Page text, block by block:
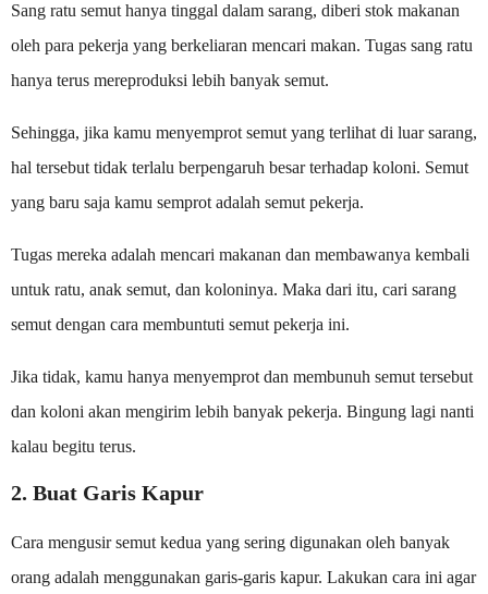
Sang ratu semut hanya tinggal dalam sarang, diberi stok makanan
oleh para pekerja yang berkeliaran mencari makan. Tugas sang ratu
hanya terus mereproduksi lebih banyak semut.
Sehingga, jika kamu menyemprot semut yang terlihat di luar sarang,
hal tersebut tidak terlalu berpengaruh besar terhadap koloni. Semut
yang baru saja kamu semprot adalah semut pekerja.
Tugas mereka adalah mencari makanan dan membawanya kembali
untuk ratu, anak semut, dan koloninya. Maka dari itu, cari sarang
semut dengan cara membuntuti semut pekerja ini.
Jika tidak, kamu hanya menyemprot dan membunuh semut tersebut
dan koloni akan mengirim lebih banyak pekerja. Bingung lagi nanti
kalau begitu terus.
2. Buat Garis Kapur
Cara mengusir semut kedua yang sering digunakan oleh banyak
orang adalah menggunakan garis-garis kapur. Lakukan cara ini agar